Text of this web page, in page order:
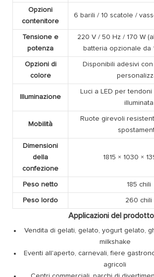
Opzioni
contenitore
6 barili / 10 scatole /
Tensione e
potenza
220 V / 50 Hz / 170 W
batteria opzionale da
Opzioni di
colore
Disponibili adesivi
Illuminazione
Luci a LED per
illuminata
Mobilità
Ruote girevoli
Dimensioni
della
confezione
1815 × 1030 ×
Peso netto 185 chili
Peso lordo 260 chili
Applicazioni del prodotto
Vendita di gelati, gelato, yogurt gelato,
milkshake
Eventi all'aperto, carnevali, fiere
agricoli